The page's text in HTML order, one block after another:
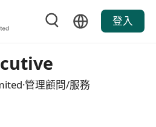
登入
管理顧問/服務